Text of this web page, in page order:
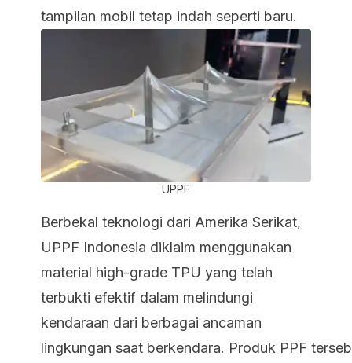
tampilan mobil tetap indah seperti baru.
UPPF
Berbekal teknologi dari Amerika Serikat,
UPPF Indonesia diklaim menggunakan
material high-grade TPU yang telah
terbukti efektif dalam melindungi
kendaraan dari berbagai ancaman
lingkungan saat berkendara. Produk PPF